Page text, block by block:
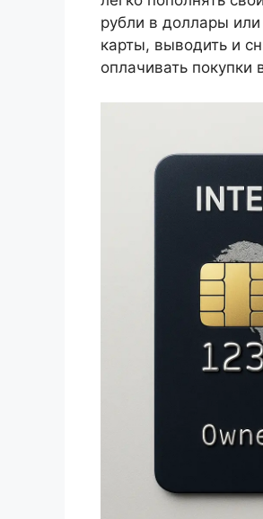
рубли в доллары
карты, выводить и
оплачивать покупки